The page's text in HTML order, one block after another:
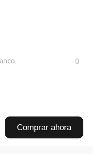
Comprar ahora
0
que el aire frio